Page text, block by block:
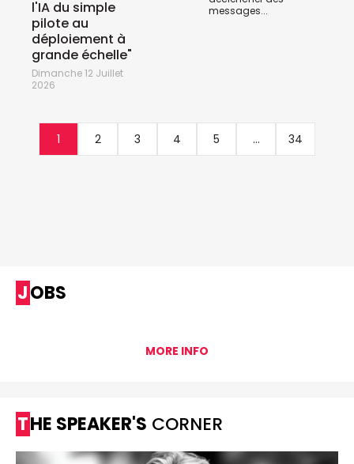
l'IA du simple
pilote au
déploiement à
grande échelle"
Dimanche 12 Juillet
2026
messages...
1 2 3 4 5 ... 34
JOBS
MORE INFO
THE SPEAKER'S CORNER